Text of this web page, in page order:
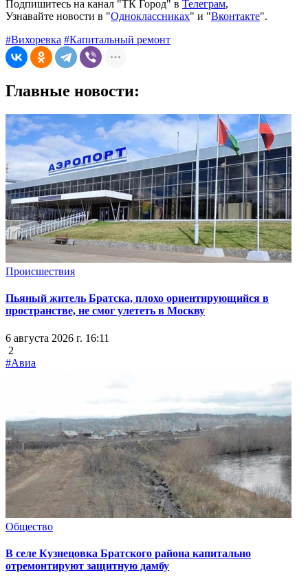
Подпишитесь на канал "ТК Город" в Телеграм,
Узнавайте новости в "Одноклассниках" и "Вконтакте".
#Вихоревка #Капитальный ремонт
Главные новости:
Происшествия
Пьяный житель Братска, плохо ориентирующийся в
пространстве, не смог улететь в Москву
6 августа 2026 г. 16:11
2
#Авиа
Общество
В селе Кузнецовка Братского района капитально
отремонтируют защитную дамбу